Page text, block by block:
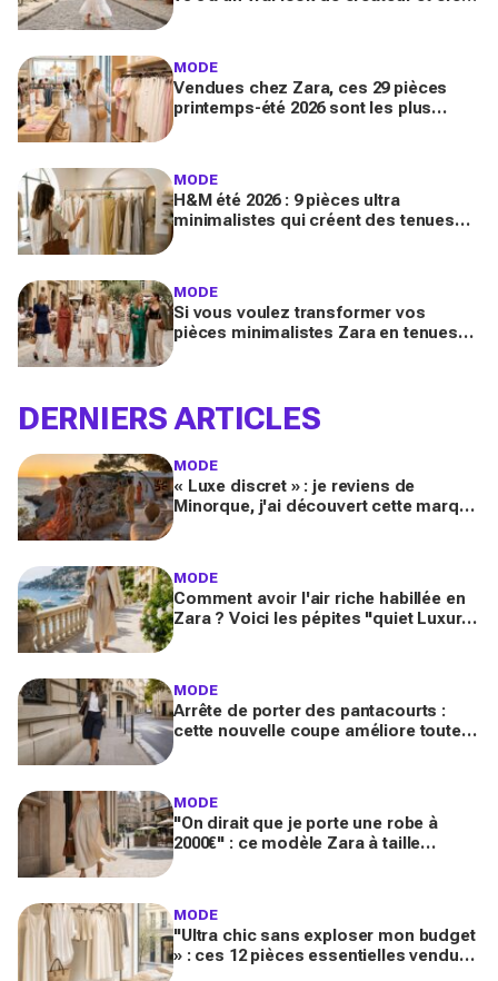
MODE
Vendues chez Zara, ces 29 pièces
printemps-été 2026 sont les plus
MODE
H&M été 2026 : 9 pièces ultra
minimalistes qui créent des tenues
MODE
Si vous voulez transformer vos
pièces minimalistes Zara en tenues
DERNIERS ARTICLES
MODE
« Luxe discret » : je reviens de
Minorque, j'ai découvert cette marque
MODE
Comment avoir l'air riche habillée en
Zara ? Voici les pépites "quiet Luxury"
MODE
Arrête de porter des pantacourts :
cette nouvelle coupe améliore toutes
MODE
"On dirait que je porte une robe à
2000€" : ce modèle Zara à taille
MODE
"Ultra chic sans exploser mon budget
» : ces 12 pièces essentielles vendues